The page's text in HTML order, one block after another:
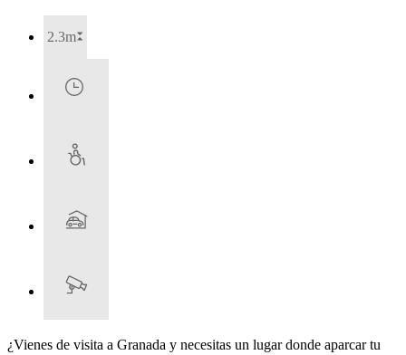
2.3m
¿Vienes de visita a Granada y necesitas un lugar donde aparcar tu